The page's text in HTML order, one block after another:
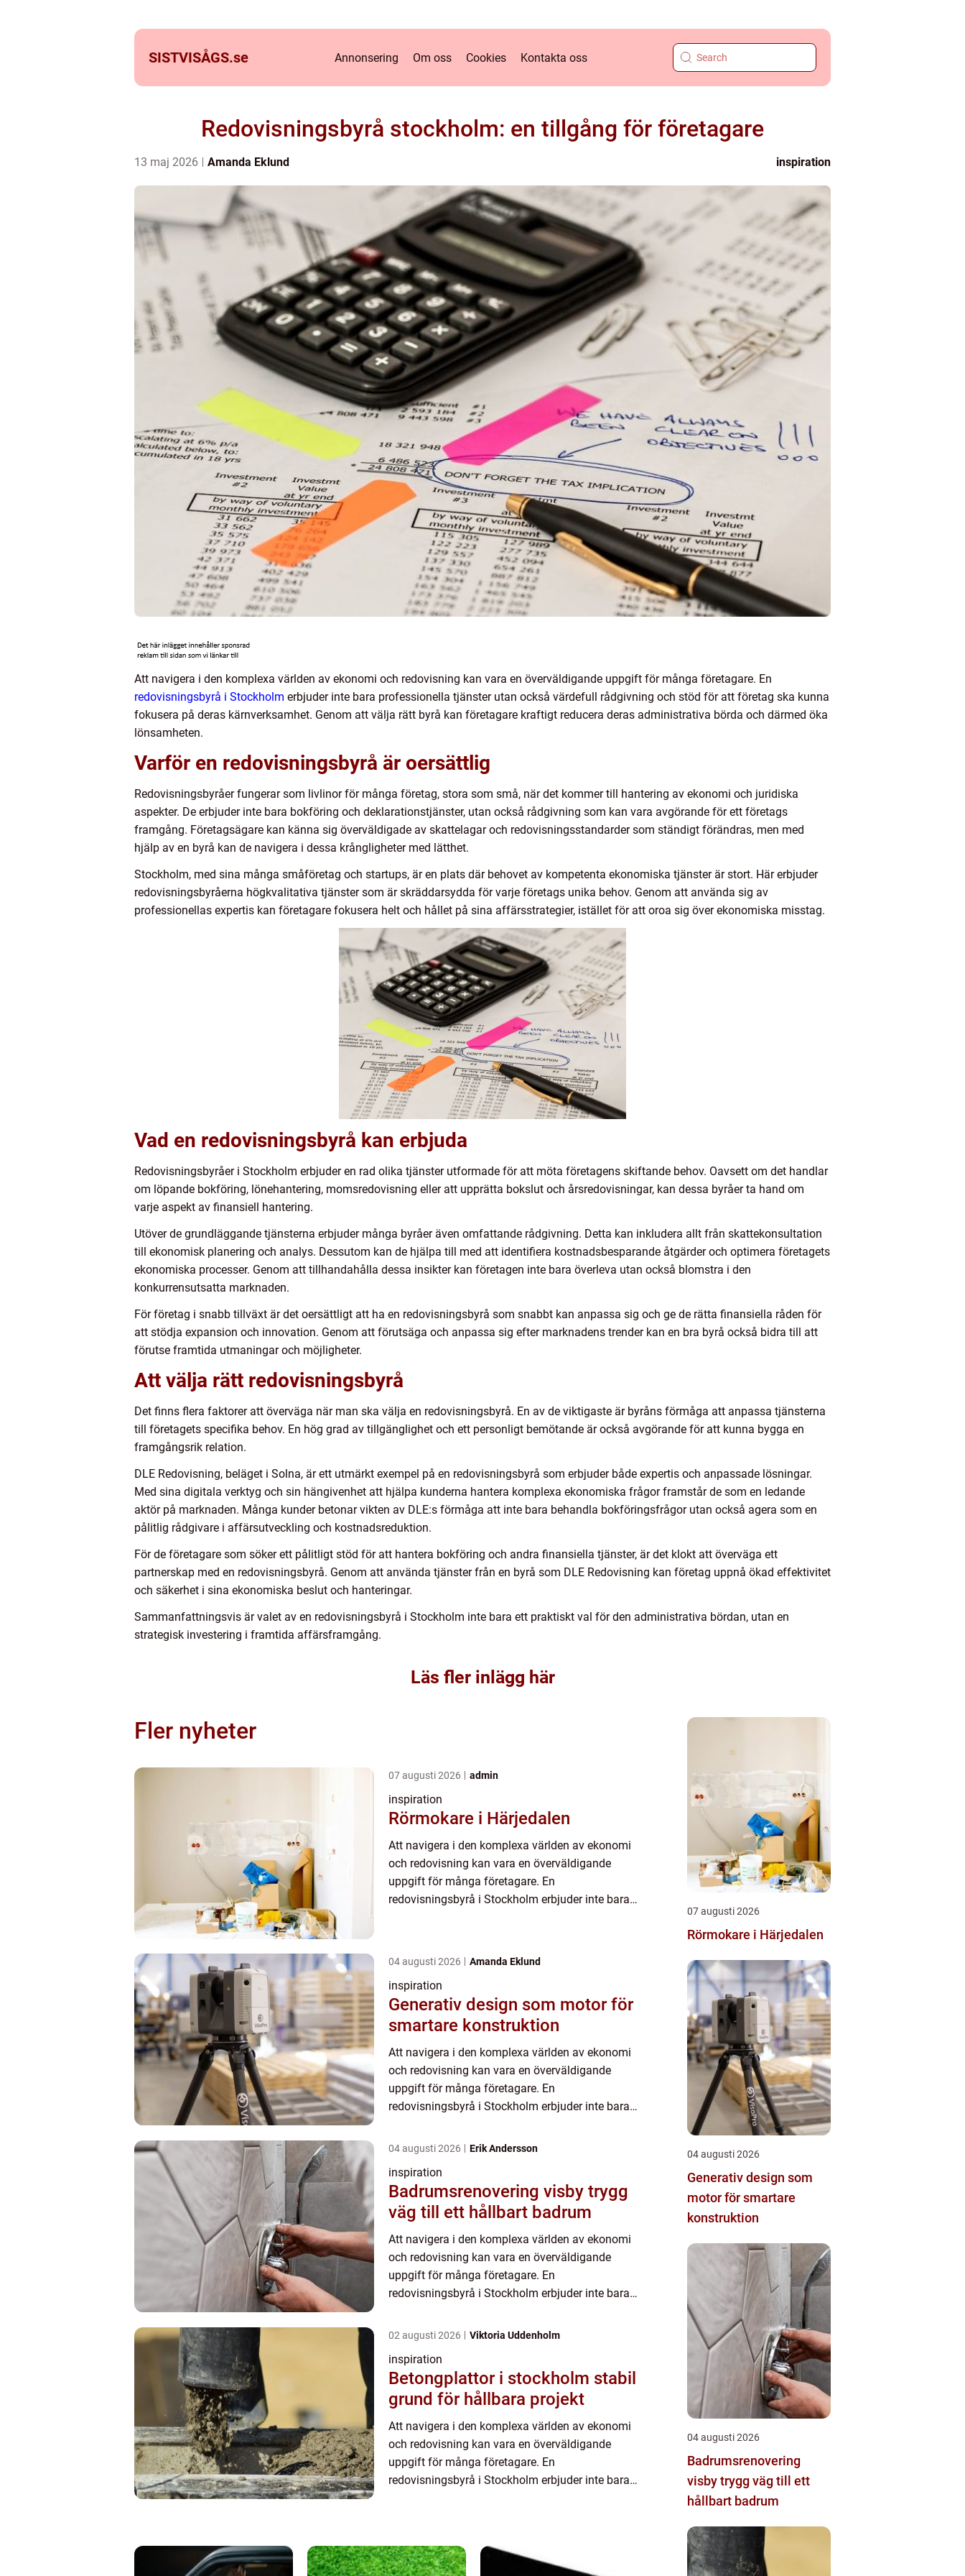
SISTVISÅGS.se Annonsering Om oss Cookies Kontakta oss
Redovisningsbyrå stockholm: en tillgång för företagare
13 maj 2026 Amanda Eklund inspiration
Att navigera i den komplexa världen av ekonomi och redovisning kan vara en överväldigande uppgift för många företagare. En
redovisningsbyrå i Stockholm erbjuder inte bara professionella tjänster utan också värdefull rådgivning och stöd för att företag ska kunna
fokusera på deras kärnverksamhet. Genom att välja rätt byrå kan företagare kraftigt reducera deras administrativa börda och därmed öka
lönsamheten.
Varför en redovisningsbyrå är oersättlig
Redovisningsbyråer fungerar som livlinor för många företag, stora som små, när det kommer till hantering av ekonomi och juridiska
aspekter. De erbjuder inte bara bokföring och deklarationstjänster, utan också rådgivning som kan vara avgörande för ett företags
framgång. Företagsägare kan känna sig överväldigade av skattelagar och redovisningsstandarder som ständigt förändras, men med
hjälp av en byrå kan de navigera i dessa krångligheter med lätthet.
Stockholm, med sina många småföretag och startups, är en plats där behovet av kompetenta ekonomiska tjänster är stort. Här erbjuder
redovisningsbyråerna högkvalitativa tjänster som är skräddarsydda för varje företags unika behov. Genom att använda sig av
professionellas expertis kan företagare fokusera helt och hållet på sina affärsstrategier, istället för att oroa sig över ekonomiska misstag.
Vad en redovisningsbyrå kan erbjuda
Redovisningsbyråer i Stockholm erbjuder en rad olika tjänster utformade för att möta företagens skiftande behov. Oavsett om det handlar
om löpande bokföring, lönehantering, momsredovisning eller att upprätta bokslut och årsredovisningar, kan dessa byråer ta hand om
varje aspekt av finansiell hantering.
Utöver de grundläggande tjänsterna erbjuder många byråer även omfattande rådgivning. Detta kan inkludera allt från skattekonsultation
till ekonomisk planering och analys. Dessutom kan de hjälpa till med att identifiera kostnadsbesparande åtgärder och optimera företagets
ekonomiska processer. Genom att tillhandahålla dessa insikter kan företagen inte bara överleva utan också blomstra i den
konkurrensutsatta marknaden.
För företag i snabb tillväxt är det oersättligt att ha en redovisningsbyrå som snabbt kan anpassa sig och ge de rätta finansiella råden för
att stödja expansion och innovation. Genom att förutsäga och anpassa sig efter marknadens trender kan en bra byrå också bidra till att
förutse framtida utmaningar och möjligheter.
Att välja rätt redovisningsbyrå
Det finns flera faktorer att överväga när man ska välja en redovisningsbyrå. En av de viktigaste är byråns förmåga att anpassa tjänsterna
till företagets specifika behov. En hög grad av tillgänglighet och ett personligt bemötande är också avgörande för att kunna bygga en
framgångsrik relation.
DLE Redovisning, beläget i Solna, är ett utmärkt exempel på en redovisningsbyrå som erbjuder både expertis och anpassade lösningar.
Med sina digitala verktyg och sin hängivenhet att hjälpa kunderna hantera komplexa ekonomiska frågor framstår de som en ledande
aktör på marknaden. Många kunder betonar vikten av DLE:s förmåga att inte bara behandla bokföringsfrågor utan också agera som en
pålitlig rådgivare i affärsutveckling och kostnadsreduktion.
För de företagare som söker ett pålitligt stöd för att hantera bokföring och andra finansiella tjänster, är det klokt att överväga ett
partnerskap med en redovisningsbyrå. Genom att använda tjänster från en byrå som DLE Redovisning kan företag uppnå ökad effektivitet
och säkerhet i sina ekonomiska beslut och hanteringar.
Sammanfattningsvis är valet av en redovisningsbyrå i Stockholm inte bara ett praktiskt val för den administrativa bördan, utan en
strategisk investering i framtida affärsframgång.
Läs fler inlägg här
Fler nyheter
07 augusti 2026 admin
inspiration
Rörmokare i Härjedalen
Att navigera i den komplexa världen av ekonomi
och redovisning kan vara en överväldigande
uppgift för många företagare. En
redovisningsbyrå i Stockholm erbjuder inte bara
04 augusti 2026 Amanda Eklund
inspiration
Generativ design som motor för
smartare konstruktion
Att navigera i den komplexa världen av ekonomi
och redovisning kan vara en överväldigande
uppgift för många företagare. En
redovisningsbyrå i Stockholm erbjuder inte bara
rådgivning och stöd för att företa...
04 augusti 2026 Erik Andersson
inspiration
Badrumsrenovering visby trygg
väg till ett hållbart badrum
Att navigera i den komplexa världen av ekonomi
och redovisning kan vara en överväldigande
uppgift för många företagare. En
redovisningsbyrå i Stockholm erbjuder inte bara
rådgivning och stöd för att företa...
02 augusti 2026 Viktoria Uddenholm
inspiration
Betongplattor i stockholm stabil
grund för hållbara projekt
Att navigera i den komplexa världen av ekonomi
och redovisning kan vara en överväldigande
uppgift för många företagare. En
redovisningsbyrå i Stockholm erbjuder inte bara
07 augusti 2026
Rörmokare i Härjedalen
04 augusti 2026
Generativ design som
motor för smartare
konstruktion
04 augusti 2026
Badrumsrenovering
visby trygg väg till ett
hållbart badrum